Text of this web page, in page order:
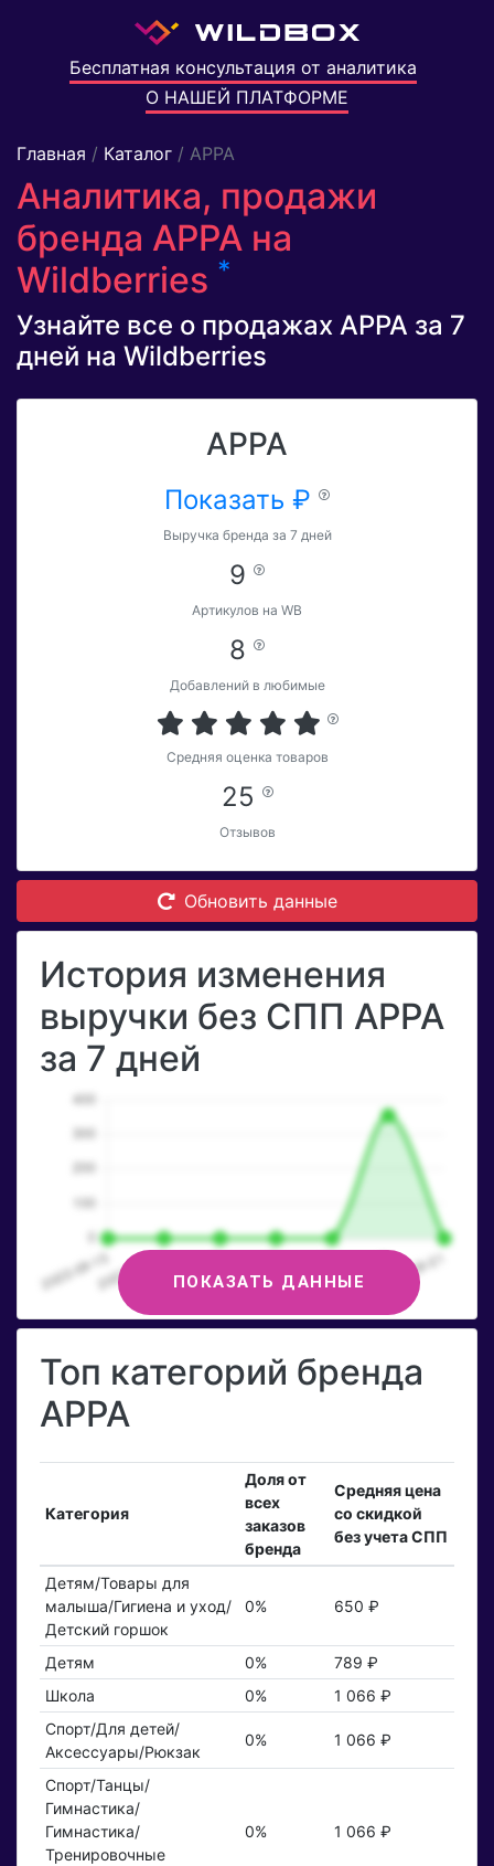
Бесплатная консультация от аналитика
О НАШЕЙ ПЛАТФОРМЕ
Главная / Каталог / APPA
Аналитика, продажи
бренда APPA на
Wildberries *
Узнайте все о продажах APPA за 7
дней на Wildberries
APPA
Показать ₽
Выручка бренда за 7 дней
9
Артикулов на WB
8
Добавлений в любимые
Средняя оценка товаров
25
Отзывов
Обновить данные
История изменения
выручки без СПП APPA
за 7 дней
ПОКАЗАТЬ ДАННЫЕ
Топ категорий бренда
APPA
Категория
Доля от
всех
заказов
бренда
Средняя цена
со скидкой
без учета СПП
Детям/Товары для
малыша/Гигиена и уход/
Детский горшок
0% 650 ₽
Детям 0%
789 ₽
Школа
0%
1 066 ₽
Спорт/Для детей/
Аксессуары/Рюкзак
0% 1 066 ₽
Спорт/Танцы/
Гимнастика/
Гимнастика/
Тренировочные
0% 1 066 ₽